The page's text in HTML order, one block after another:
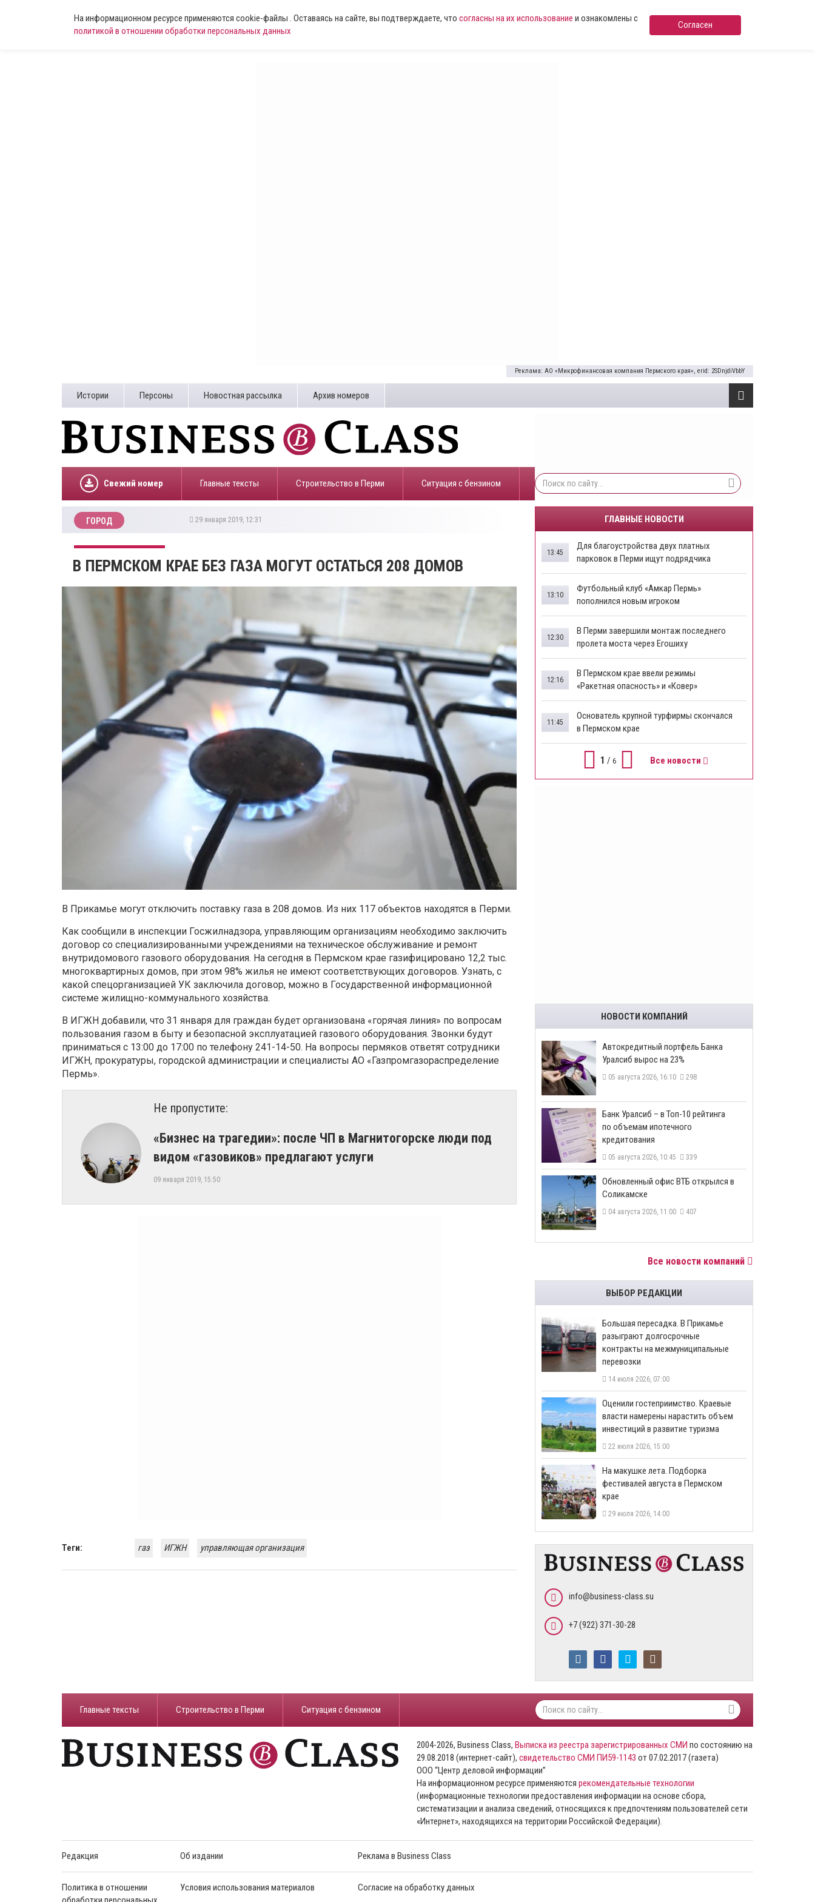
На информационном ресурсе применяются cookie-файлы . Оставаясь на сайте, вы подтверждаете, что согласны на их использование и ознакомлены с
политикой в отношении обработки персональных данных
Согласен
Реклама: АО «Микрофинансовая компания Пермского края», erid: 2SDnjdiVbbY
Истории Персоны Новостная рассылка Архив номеров
Свежий номер Главные тексты Строительство в Перми ​Ситуация с бензином
ГОРОД 29 января 2019, 12:31
​В ПЕРМСКОМ КРАЕ БЕЗ ГАЗА МОГУТ ОСТАТЬСЯ 208 ДОМОВ
В Прикамье могут отключить поставку газа в 208 домов. Из них 117 объектов находятся в Перми.
Как сообщили в инспекции Госжилнадзора, управляющим организациям необходимо заключить
договор со специализированными учреждениями на техническое обслуживание и ремонт
внутридомового газового оборудования. На сегодня в Пермском крае газифицировано 12,2 тыс.
многоквартирных домов, при этом 98% жилья не имеют соответствующих договоров. Узнать, с
какой спецорганизацией УК заключила договор, можно в Государственной информационной
системе жилищно-коммунального хозяйства.
В ИГЖН добавили, что 31 января для граждан будет организована «горячая линия» по вопросам
пользования газом в быту и безопасной эксплуатацией газового оборудования. Звонки будут
приниматься с 13:00 до 17:00 по телефону 241-14-50. На вопросы пермяков ответят сотрудники
ИГЖН, прокуратуры, городской администрации и специалисты АО «Газпромгазораспределение
Пермь».
Не пропустите:
«Бизнес на трагедии»: после ЧП в Магнитогорске люди под
видом «газовиков» предлагают услуги
09 января 2019, 15:50
Теги: газ ИГЖН управляющая организация
ГЛАВНЫЕ НОВОСТИ
Для благоустройства двух платных
парковок в Перми ищут подрядчика
13:45
Футбольный клуб «Амкар Пермь»
пополнился новым игроком
13:10
В Перми завершили монтаж последнего
пролета моста через Егошиху
12:30
В Пермском крае ввели режимы
«Ракетная опасность» и «Ковер»
12:16
Основатель крупной турфирмы скончался
в Пермском крае
11:45
1 / 6 Все новости
НОВОСТИ КОМПАНИЙ
​Автокредитный портфель Банка
Уралсиб вырос на 23%
05 августа 2026, 16:10 298
​Банк Уралсиб – в Топ-10 рейтинга
по объемам ипотечного
кредитования
05 августа 2026, 10:45 339
​Обновленный офис ВТБ открылся в
Соликамске
04 августа 2026, 11:00 407
Все новости компаний
ВЫБОР РЕДАКЦИИ
Большая пересадка. В Прикамье
разыграют долгосрочные
контракты на межмуниципальные
перевозки
14 июля 2026, 07:00
Оценили гостеприимство. Краевые
власти намерены нарастить объем
инвестиций в развитие туризма
22 июля 2026, 15:00
На макушке лета. Подборка
фестивалей августа в Пермском
крае
29 июля 2026, 14:00
info@business-class.su
+7 (922) 371-30-28
Главные тексты Строительство в Перми ​Ситуация с бензином
2004-2026, Business Class, Выписка из реестра зарегистрированных СМИ по состоянию на
29.08.2018 (интернет-сайт), свидетельство СМИ ПИ59-1143 от 07.02.2017 (газета)
ООО “Центр деловой информации”
На информационном ресурсе применяются рекомендательные технологии
(информационные технологии предоставления информации на основе сбора,
систематизации и анализа сведений, относящихся к предпочтениям пользователей сети
«Интернет», находящихся на территории Российской Федерации).
Редакция Об издании Реклама в Business Class
Политика в отношении
Условия использования материалов Согласие на обработку данных